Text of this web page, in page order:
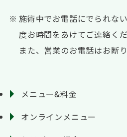
施術中でお電話にでられな
度お時間をあけてご連絡くだ
また、営業のお電話はお断
メニュー&料金
オンラインメニュー